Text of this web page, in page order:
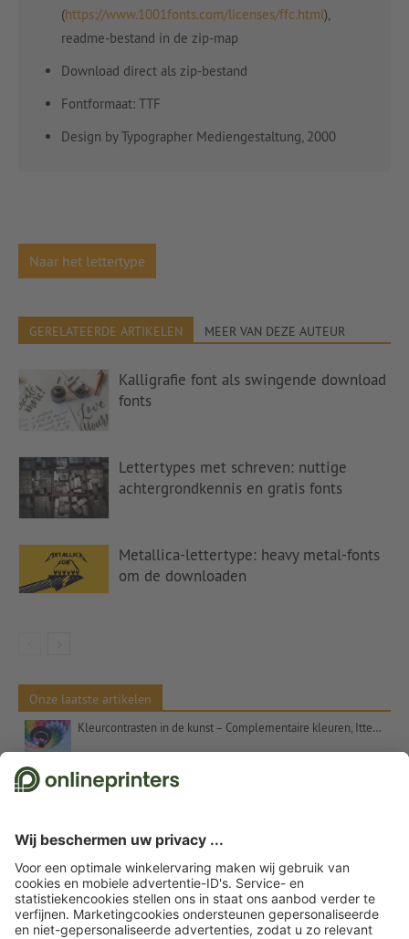
(https://www.1001fonts.com/licenses/ffc.html),
readme-bestand in de zip-map
Download direct als zip-bestand
Fontformaat: TTF
Design by Typographer Mediengestaltung, 2000
Naar het lettertype
GERELATEERDE ARTIKELEN MEER VAN DEZE AUTEUR
Kalligrafie font als swingende download
fonts
Lettertypes met schreven: nuttige
achtergrondkennis en gratis fonts
Metallica-lettertype: heavy metal-fonts
om de downloaden
Onze laatste artikelen
Kleurcontrasten in de kunst – Complementaire kleuren, Itten en het getal 7
Kerstcadeaus voor klanten – inspiratie en tips
Etalageversiering voor Kerstmis: Tips en inspiratie
Kerstwensen – commercieel en oprecht tegelijk